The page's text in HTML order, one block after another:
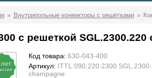
Внутрипольные конвекторы с решётками
с решеткой SGL.2300.220
Код товара: 630-043-400
Артикул: ITTL.090.220.2300
champagne